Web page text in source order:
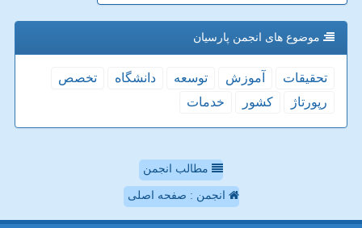
موضوع های انجمن پارسیان
تحقیقات آموزش توسعه دانشگاه
تخصص
رپورتاژ
كشور خدمات
مطالب انجمن
انجمن : صفحه اصلی